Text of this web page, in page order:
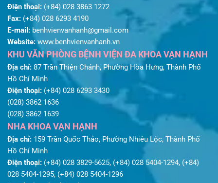
Điện thoại: (+84) 028 3863 1272
Fax: (+84) 028 6293 4190
E-mail: benhvienvanhanh@gmail.com
Website:www.benhvienvanhanh.vn
KHU VĂN PHÒNG BỆNH VIỆN ĐA KHOA VẠN HẠNH
Địa chỉ: 87 Trần Thiện Chánh, Phường Hòa Hưng, Thành Phố
Hồ Chí Minh
Điện thoại: (+84) 028 6293 3430
(028) 3862 1636
(028) 3862 1639
NHA KHOA VẠN HẠNH
Địa chỉ: 159 Trần Quốc Thảo, Phường Nhiêu Lộc, Thành Phố
Hồ Chí Minh
Điện thoại: (+84) 028 3829-5625, (+84) 028 5404-1294, (+84)
028 5404-1295, (+84) 028 5404-1296